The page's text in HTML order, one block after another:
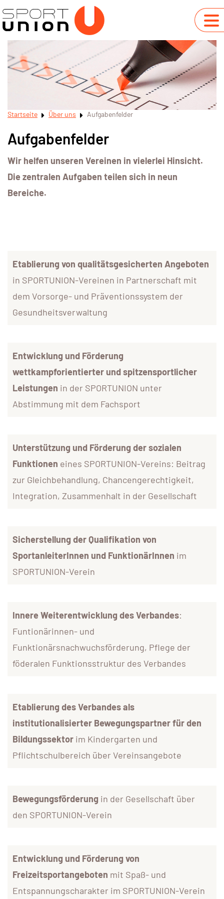
Startseite Über uns Aufgabenfelder
Aufgabenfelder
Wir helfen unseren Vereinen in vielerlei Hinsicht.
Die zentralen Aufgaben teilen sich in neun
Bereiche.
Etablierung von qualitätsgesicherten Angeboten
in SPORTUNION-Vereinen in Partnerschaft mit
dem Vorsorge- und Präventionssystem der
Gesundheitsverwaltung
Entwicklung und Förderung
wettkampforientierter und spitzensportlicher
Leistungen in der SPORTUNION unter
Abstimmung mit dem Fachsport
Unterstützung und Förderung der sozialen
Funktionen eines SPORTUNION-Vereins: Beitrag
zur Gleichbehandlung, Chancengerechtigkeit,
Integration, Zusammenhalt in der Gesellschaft
Sicherstellung der Qualifikation von
SportanleiterInnen und FunktionärInnen im
SPORTUNION-Verein
Innere Weiterentwicklung des Verbandes:
Funtionärinnen- und
Funktionärsnachwuchsförderung, Pflege der
föderalen Funktionsstruktur des Verbandes
Etablierung des Verbandes als
institutionalisierter Bewegungspartner für den
Bildungssektor im Kindergarten und
Pflichtschulbereich über Vereinsangebote
Bewegungsförderung in der Gesellschaft über
den SPORTUNION-Verein
Entwicklung und Förderung von
Freizeitsportangeboten mit Spaß- und
Entspannungscharakter im SPORTUNION-Verein